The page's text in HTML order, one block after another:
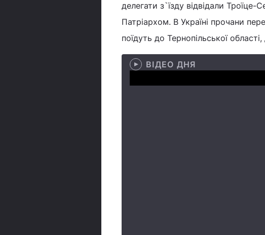
делегати з`їзду відвідали Троїце-
Патріархом. В Україні прочани
поїдуть до Тернопільської
ВІДЕО ДНЯ